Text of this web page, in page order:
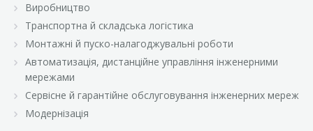
«Малинка»
«Марс»
«Оптовичок»
Виробництво
Транспортна й складська логістика
Монтажні й пуско-налагоджувальні роботи
Автоматизація, дистанційне управління інженерними
мережами
Сервісне й гарантійне обслуговування інженерних мереж
Модернізація